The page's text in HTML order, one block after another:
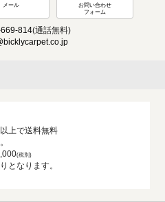
メール
お問い合わせ
フォーム
814(通話無料)
以上で送料無料
となります。